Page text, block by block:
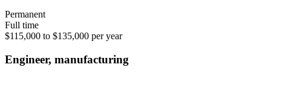
Permanent
Full time
$115,000 to $135,000 per year
Engineer, manufacturing